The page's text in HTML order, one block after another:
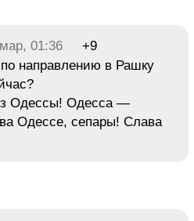
01:36
+9
направлению в Рашку
Одессы! Одесса —
Одессе, сепары! Слава